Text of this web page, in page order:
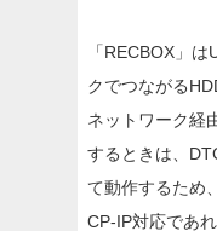
「RECBOX」
クでつながる
ネットワーク経
するときは、
て動作するため
CP-IP対応であ